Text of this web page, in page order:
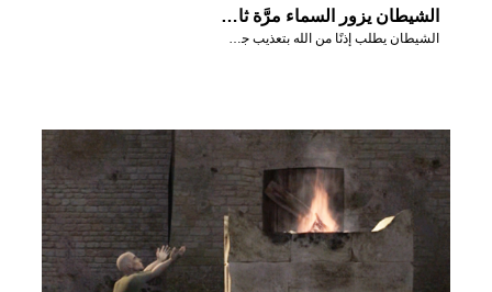
الشيطان يزور السماء مرَّة ثانية
الشيطان يطلب إذنًا من الله بتعذيب جسد أيوب.